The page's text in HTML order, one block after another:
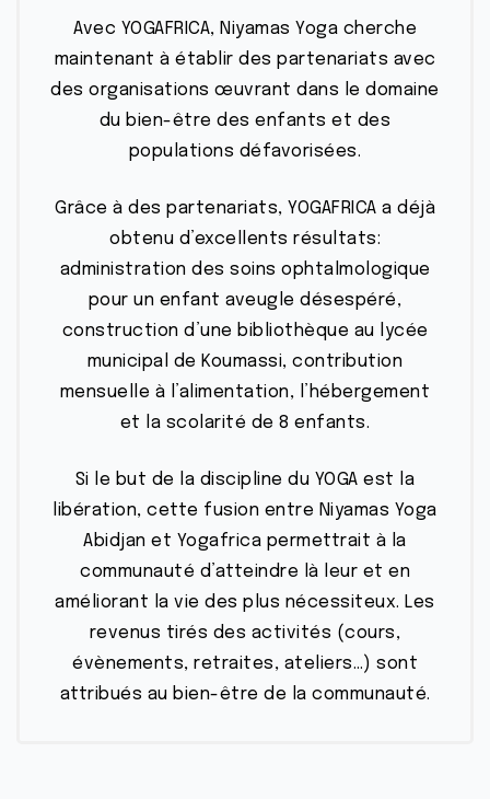
BOUTIQUE
CONTACTEZ-NOUS
Avec YOGAFRICA, Niyamas Yoga cherche
maintenant à établir des partenariats avec
des organisations œuvrant dans le domaine
du bien-être des enfants et des
populations défavorisées.
Grâce à des partenariats, YOGAFRICA a déjà
obtenu d’excellents résultats:
administration des soins ophtalmologique
pour un enfant aveugle désespéré,
construction d’une bibliothèque au lycée
municipal de Koumassi, contribution
mensuelle à l’alimentation, l’hébergement
et la scolarité de 8 enfants.
Si le but de la discipline du YOGA est la
libération, cette fusion entre Niyamas Yoga
Abidjan et Yogafrica permettrait à la
communauté d’atteindre là leur et en
améliorant la vie des plus nécessiteux. Les
revenus tirés des activités (cours,
évènements, retraites, ateliers…) sont
attribués au bien-être de la communauté.